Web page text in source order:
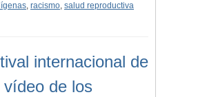
, racismo, salud reproductiva
internacional de
vídeo de los